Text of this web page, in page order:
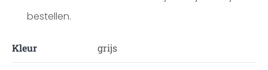
bestellen.
Kleur grijs